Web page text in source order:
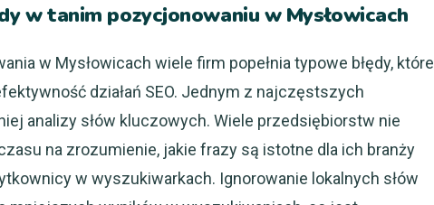
w tanim pozycjonowaniu w Mysłowicach
w Mysłowicach wiele firm popełnia typowe błędy, które
działań SEO. Jednym z najczęstszych
analizy słów kluczowych. Wiele przedsiębiorstw nie
na zrozumienie, jakie frazy są istotne dla ich branży
w wyszukiwarkach. Ignorowanie lokalnych słów